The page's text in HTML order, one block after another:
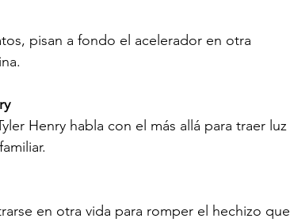
pisan a fondo el acelerador en otra
Henry habla con el más allá para traer luz
en otra vida para romper el hechizo que